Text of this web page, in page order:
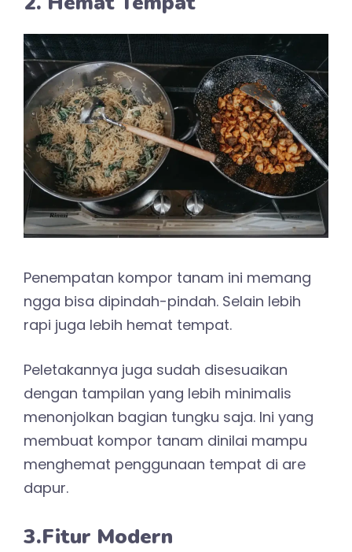
Penempatan kompor tanam ini memang
ngga bisa dipindah-pindah. Selain lebih
rapi juga lebih hemat tempat.
Peletakannya juga sudah disesuaikan
dengan tampilan yang lebih minimalis
menonjolkan bagian tungku saja. Ini yang
membuat kompor tanam dinilai mampu
menghemat penggunaan tempat di are
dapur.
3.Fitur Modern